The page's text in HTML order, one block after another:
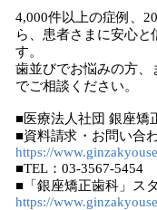
4,000件以上の症例、
ら、患者さまに安心
す。
歯並びでお悩みの方、
でご相談ください。
■​医療法人社団 銀座矯
■資料請求・お問い合
https://
■TEL：03-3567-5454
■「銀座矯正歯科」ス
https://